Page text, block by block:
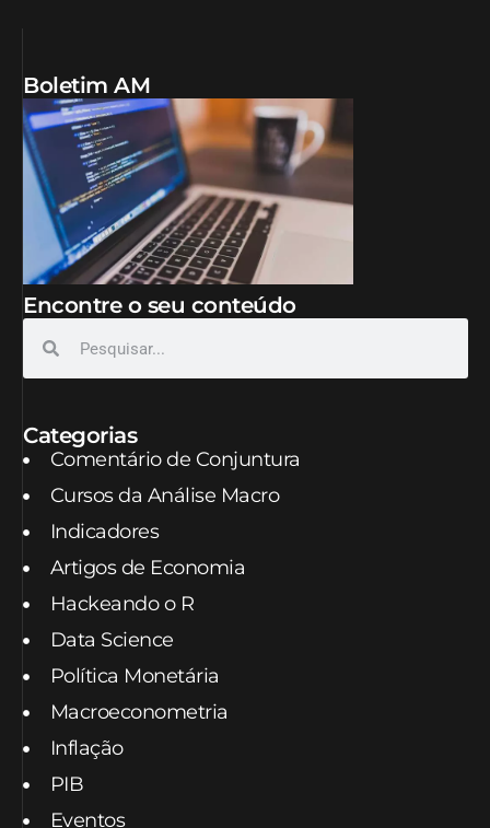
Boletim AM
Encontre o seu conteúdo
Categorias
Comentário de Conjuntura
Cursos da Análise Macro
Indicadores
Artigos de Economia
Hackeando o R
Data Science
Política Monetária
Macroeconometria
Inflação
PIB
Eventos